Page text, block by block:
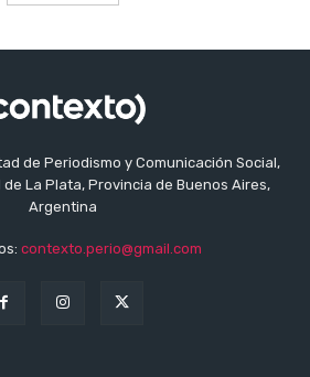
de Periodismo y Comunicación Social,
La Plata, Provincia de Buenos Aires,
Argentina
contexto.perio@gmail.com